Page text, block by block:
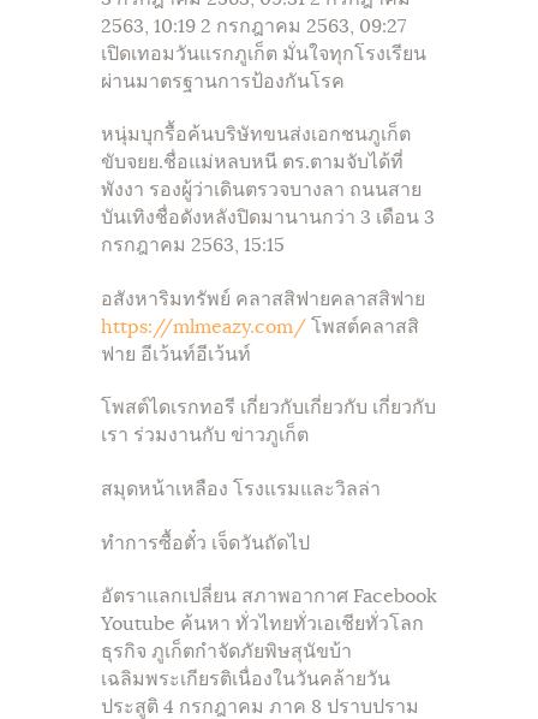
2563, 10:19 2 กรกฎาคม 2563, 09:27
เปิดเทอมวันแรกภูเก็ต มั่นใจทุกโรงเรียน
ผ่านมาตรฐานการป้องกันโรค
หนุ่มบุกรื้อค้นบริษัทขนส่งเอกชนภูเก็ต
ขับจยย.ชื่อแม่หลบหนี ตร.ตามจับได้ที่
พังงา รองผู้ว่าเดินตรวจบางลา ถนนสาย
บันเทิงชื่อดังหลังปิดมานานกว่า 3 เดือน 3
กรกฎาคม 2563, 15:15
อสังหาริมทรัพย์ คลาสสิฟายคลาสสิฟาย
https://mlmeazy.com/ โพสต์คลาสสิ
ฟาย อีเว้นท์อีเว้นท์
โพสต์ไดเรกทอรี เกี่ยวกับเกี่ยวกับ เกี่ยวกับ
เรา ร่วมงานกับ ข่าวภูเก็ต
สมุดหน้าเหลือง โรงแรมและวิลล่า
ทำการซื้อตั๋ว เจ็ดวันถัดไป
อัตราแลกเปลี่ยน สภาพอากาศ Facebook
Youtube ค้นหา ทั่วไทยทั่วเอเชียทั่วโลก
ธุรกิจ ภูเก็ตกำจัดภัยพิษสุนัขบ้า
เฉลิมพระเกียรติเนื่องในวันคล้ายวัน
ประสูติ 4 กรกฎาคม ภาค 8 ปราบปราม